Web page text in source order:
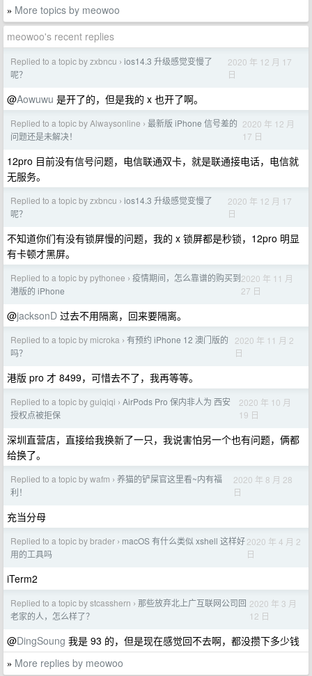
» More topics by meowoo
meowoo's recent replies
Replied to a topic by zxbncu › ios14.3 升级感觉变慢了
呢？
2020 年 12 月 17
日
@Aowuwu 是开了的，但是我的 x 也开了啊。
Replied to a topic by Alwaysonline › 最新版 iPhone 信号差的
问题还是未解决！
2020 年 12 月
17 日
12pro 目前没有信号问题，电信联通双卡，就是联通接电话，电信就
无服务。
Replied to a topic by zxbncu › ios14.3 升级感觉变慢了
呢？
2020 年 12 月 17
日
不知道你们有没有锁屏慢的问题，我的 x 锁屏都是秒锁，12pro 明显
有卡顿才黑屏。
Replied to a topic by pythonee › 疫情期间，怎么靠谱的购买到
港版的 iPhone
2020 年 11 月
27 日
@jacksonD 过去不用隔离，回来要隔离。
Replied to a topic by microka › 有预约 iPhone 12 澳门版的
吗？
2020 年 11 月 2
日
港版 pro 才 8499，可惜去不了，我再等等。
Replied to a topic by guiqiqi › AirPods Pro 保内非人为 西安
授权点被拒保
2020 年 10 月
19 日
深圳直营店，直接给我换新了一只，我说害怕另一个也有问题，俩都
给换了。
Replied to a topic by wafm › 养猫的铲屎官这里看~内有福
利！
2020 年 8 月 28
日
充当分母
Replied to a topic by brader › macOS 有什么类似 xshell 这样好
用的工具吗
2020 年 4 月 2
日
iTerm2
Replied to a topic by stcasshern › 那些放弃北上广互联网公司回
老家的人，怎么样了？
2020 年 3 月
12 日
@DingSoung 我是 93 的，但是现在感觉回不去啊，都没攒下多少钱
» More replies by meowoo